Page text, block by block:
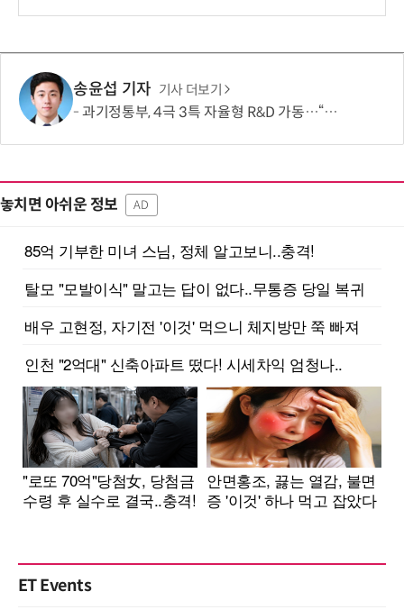
보
송윤섭 기자 기사 더보기
과기정통부, 4극 3특 자율형 R&D 가동…“지역이 직접 미래 성장동력 찾는다”
놓치면 아쉬운 정보 AD
ET Events